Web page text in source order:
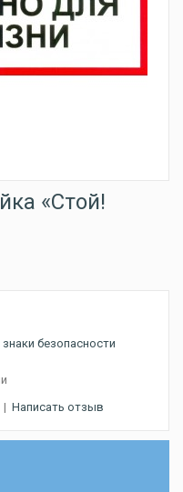
«Стой!
безопасности
| Написать отзыв